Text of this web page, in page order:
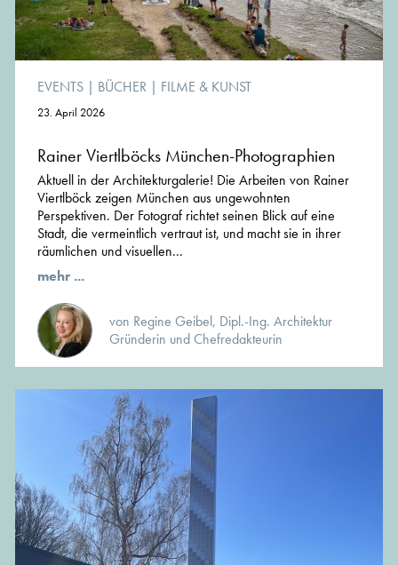
EVENTS | BÜCHER | FILME & KUNST
23. April 2026
Rainer Viertlböcks München-Photographien
Aktuell in der Architekturgalerie! Die Arbeiten von Rainer
Viertlböck zeigen München aus ungewohnten
Perspektiven. Der Fotograf richtet seinen Blick auf eine
Stadt, die vermeintlich vertraut ist, und macht sie in ihrer
räumlichen und visuellen...
mehr ...
von Regine Geibel, Dipl.-Ing. Architektur
Gründerin und Chefredakteurin